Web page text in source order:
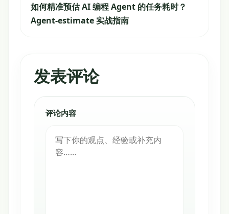
如何精准预估 AI 编程 Agent 的任务耗时？
Agent-estimate 实战指南
发表评论
评论内容